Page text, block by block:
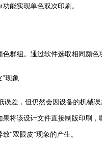
能实现单色双次印刷。
群组。通过软件选取相同颜
”现象
误差，但仍然会因设备的机械
将该设计文件直接制版印刷
“双眼皮”现象的产生。